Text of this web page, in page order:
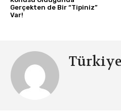
Gerçekten de Bir “Tipiniz”
Var!
Türkiye